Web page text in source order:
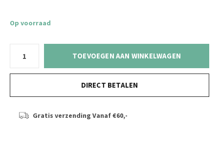
Op voorraad
TOEVOEGEN AAN WINKELWAGEN
DIRECT BETALEN
Gratis verzending Vanaf €60,-